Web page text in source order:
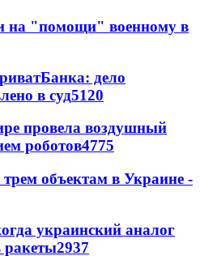
"помощи" военному в
дело
в суд5120
провела воздушный
роботов4775
объектам в Украине -
украинский аналог
ракеты2937